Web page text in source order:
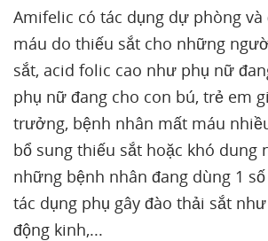
Amifelic có tác dụng dự phòng
máu do thiếu sắt cho những
sắt, acid folic cao như phụ nữ
phụ nữ đang cho con bú, trẻ em
trưởng, bệnh nhân mất máu
bổ sung thiếu sắt hoặc khó dung
những bệnh nhân đang dùng 1
tác dụng phụ gây đào thải sắt
động kinh,...